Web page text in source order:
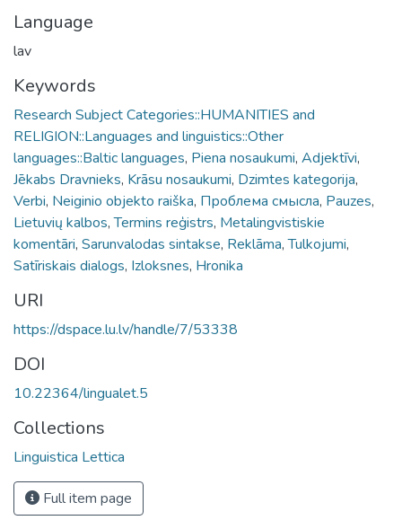
Language
lav
Keywords
Research Subject Categories::HUMANITIES and
RELIGION::Languages and linguistics::Other
languages::Baltic languages, Piena nosaukumi, Adjektīvi,
Jēkabs Dravnieks, Krāsu nosaukumi, Dzimtes kategorija,
Verbi, Neiginio objekto raiška, Проблема смысла, Pauzes,
Lietuvių kalbos,Termins reģistrs, Metalingvistiskie
komentāri, Sarunvalodas sintakse, Reklāma,Tulkojumi,
Satīriskais dialogs, Izloksnes, Hronika
URI
https://dspace.lu.lv/handle/7/53338
DOI
10.22364/lingualet.5
Collections
Linguistica Lettica
Full item page